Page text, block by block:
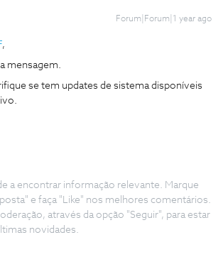
Forum|Forum|1 year ago
,
mensagem.
se tem updates de sistema disponíveis
a encontrar informação relevante. Marque
e faça "Like" nos melhores comentários.
através da opção "Seguir", para estar
novidades.